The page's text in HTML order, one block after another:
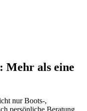
als eine
nur Boots-,
persönliche Beratung